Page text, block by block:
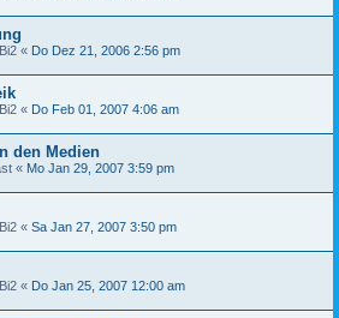
« Do Dez 21, 2006 2:56 pm
« Do Feb 01, 2007 4:06 am
den Medien
« Mo Jan 29, 2007 3:59 pm
« Sa Jan 27, 2007 3:50 pm
« Do Jan 25, 2007 12:00 am